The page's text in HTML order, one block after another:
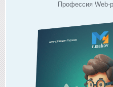
Профессия Web-